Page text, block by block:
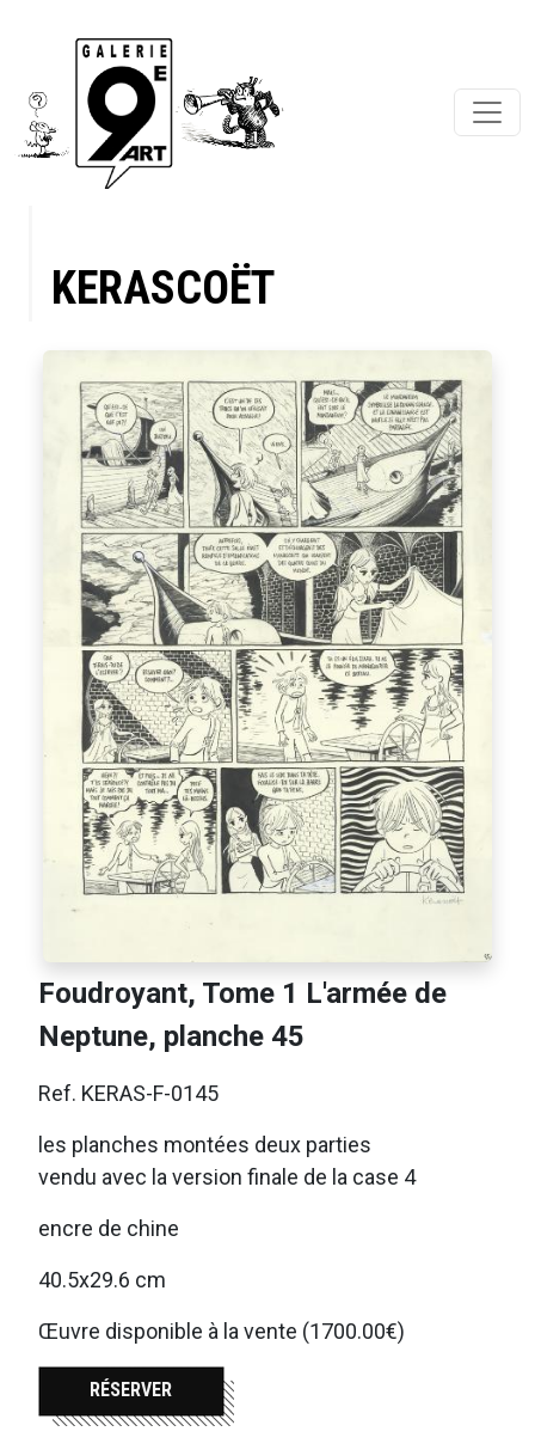
KERASCOËT
Foudroyant, Tome 1 L'armée de
Neptune, planche 45
Ref. KERAS-F-0145
les planches montées deux parties
vendu avec la version finale de la case 4
encre de chine
40.5x29.6 cm
Œuvre disponible à la vente (1700.00€)
RÉSERVER